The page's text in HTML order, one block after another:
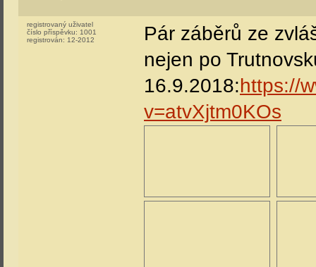
registrovaný uživatel
číslo příspěvku: 1001
registrován: 12-2012
Pár záběrů ze
nejen po
16.9.2018:https://
v=atvXjtm0KOs